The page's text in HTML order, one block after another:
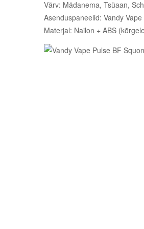
Värv: Mädanema, Tsüaan,
Asenduspaneelid: Vandy
Materjal: Nailon + ABS